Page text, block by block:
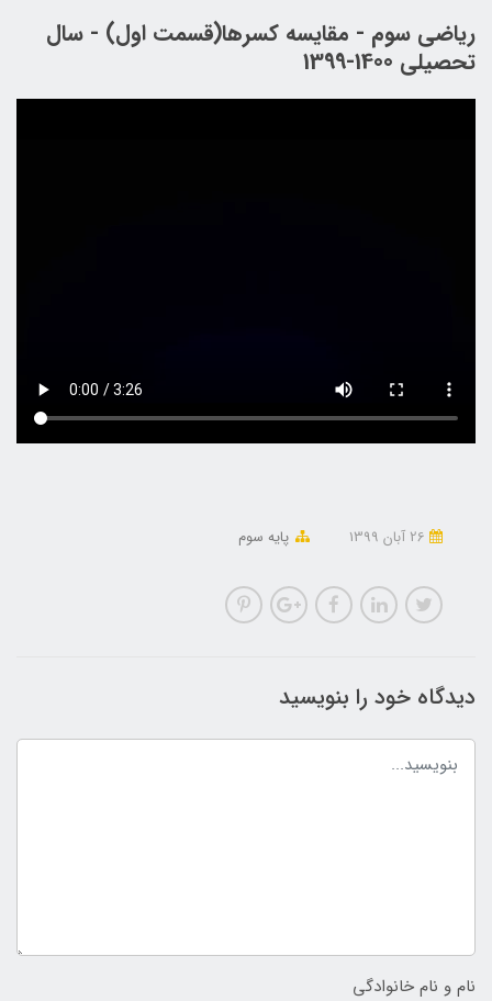
ریاضی سوم - مقایسه کسرها(قسمت اول) - سال
تحصیلی 1400-1399
پایه سوم
دیدگاه خود را بنویسید
نام و نام خانوادگی